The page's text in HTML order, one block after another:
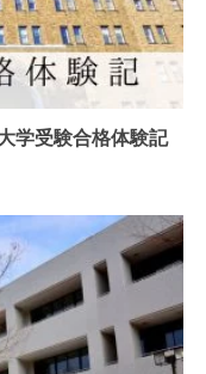
学受験合格体験記